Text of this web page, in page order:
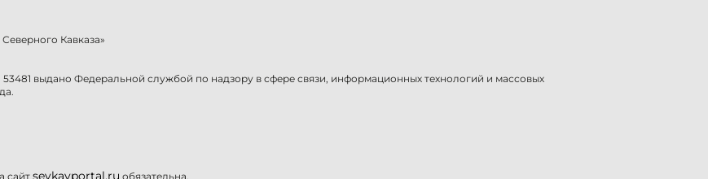
Кавказа»
выдано Федеральной службой по надзору в сфере связи, информационных технологий и массовых
сайт
обязательна.